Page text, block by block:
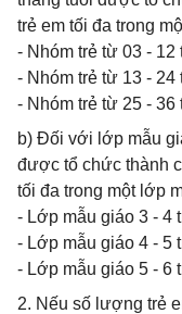
trẻ em tối đa trong
- Nhóm trẻ từ 03 - 12
- Nhóm trẻ từ 13 - 24
- Nhóm trẻ từ 25 - 36
b) Đối với lớp mẫu
được tổ chức thành
tối đa trong một lớp
- Lớp mẫu giáo 3 - 4
- Lớp mẫu giáo 4 - 5
- Lớp mẫu giáo 5 - 6
2. Nếu số lượng trẻ